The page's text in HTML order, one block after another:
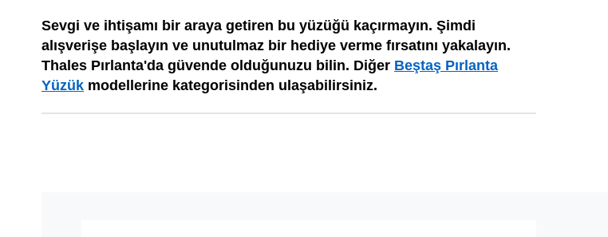
Sevgi ve ihtişamı bir araya getiren bu yüzüğü kaçırmayın. Şimdi
alışverişe başlayın ve unutulmaz bir hediye verme fırsatını yakalayın.
Thales Pırlanta'da güvende olduğunuzu bilin. Diğer Beştaş Pırlanta
Yüzük modellerine kategorisinden ulaşabilirsiniz.